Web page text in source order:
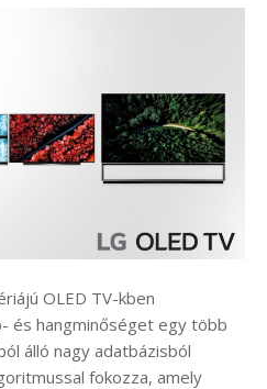
OLED TV-kben
és hangminőséget egy több
álló nagy adatbázisból
fokozza, amely